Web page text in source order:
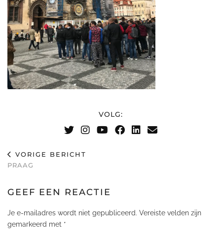
VOLG:
VORIGE BERICHT
PRAAG
GEEF EEN REACTIE
Je e-mailadres wordt niet gepubliceerd. Vereiste velden zijn
gemarkeerd met *